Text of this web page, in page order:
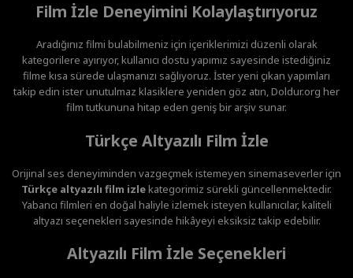
Film İzle Deneyimini Kolaylaştırıyoruz
Aradığınız filmi bulabilmeniz için içeriklerimizi düzenli olarak
kategorilere ayırıyor, kullanıcı dostu yapımız sayesinde istediğiniz
filme kısa sürede ulaşmanızı sağlıyoruz. İster yeni çıkan yapımları
takip edin ister unutulmaz klasiklere yeniden göz atın, Doldur.org her
film tutkununa hitap eden geniş bir arşiv sunar.
Türkçe Altyazılı Film İzle
Orijinal ses deneyiminden vazgeçmek istemeyen sinemaseverler için
Türkçe altyazılı film izlekategorimiz sürekli güncellenmektedir.
Yabancı filmleri en doğal haliyle izlemek isteyen kullanıcılar, kaliteli
altyazı seçenekleri sayesinde hikâyeyi eksiksiz takip edebilir.
Altyazılı Film İzle Seçenekleri